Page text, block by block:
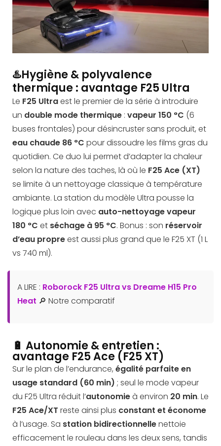
♨️Hygiène & polyvalence
thermique : avantage F25 Ultra
Le F25 Ultraest le premier de la série à introduire
un double mode thermique : vapeur 150 °C (6
buses frontales) pour désincruster sans produit, et
eau chaude 86 °C pour dissoudre les films gras du
quotidien. Ce duo lui permet d’adapter la chaleur
selon la nature des taches, là où le F25 Ace (XT)
se limite à un nettoyage classique à température
ambiante. La station du modèle Ultra pousse la
logique plus loin avec auto-nettoyage vapeur
180 °C et séchage à 95 °C. Bonus : son réservoir
d’eau propreest aussi plus grand que le F25 XT (1 L
vs 740 ml).
A LIRE : Roborock F25 Ultra vs Dreame H15 Pro
Heat 🔎 Notre comparatif
🔋 Autonomie & entretien :
avantage F25 Ace (F25 XT)
Sur le plan de l’endurance, égalité parfaite en
usage standard (60 min) ; seul le mode vapeur
du F25 Ultra réduit l’autonomieà environ 20 min. Le
F25 Ace/XT reste ainsi plus constant et économe
à l’usage. Sa station bidirectionnellenettoie
efficacement le rouleau dans les deux sens, tandis